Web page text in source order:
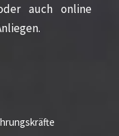
auch online